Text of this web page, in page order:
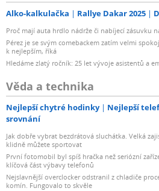
Alko-kalkulačka Rallye Dakar 2025
Proč mají auta hrdlo nádrže či nabíjecí zásuvku
Pérez je se svým comebackem zatím velmi
k nejlepším, říká
Hledáme zlatý ročník: 25 let vývoje asistentů a
Věda a technika
Nejlepší chytré hodinky Nejlepší
srovnání
Jak dobře vybrat bezdrátová sluchátka. Velká
klidně můžete sportovat
První fotomobil byl spíš hračka než seriózní
klíčová část výbavy telefonů
Nejslavnější overclocker odstranil z chladiče
komín. Fungovalo to skvěle